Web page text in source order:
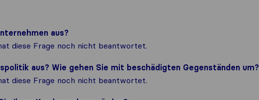
aus?
diese Frage noch nicht beantwortet.
aus? Wie gehen Sie mit beschädigten Gegenständen um?
diese Frage noch nicht beantwortet.